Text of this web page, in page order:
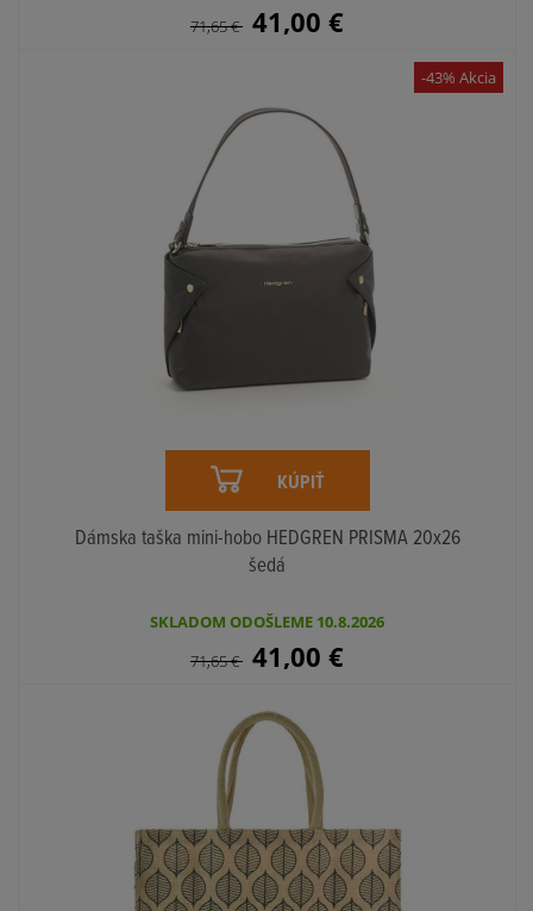
71,65€ 41,00 €
KÚPIŤ
Dámska taška mini-hobo HEDGREN PRISMA 20x26
šedá
SKLADOM ODOŠLEME 10.8.2026
71,65€ 41,00 €
-43% Akcia